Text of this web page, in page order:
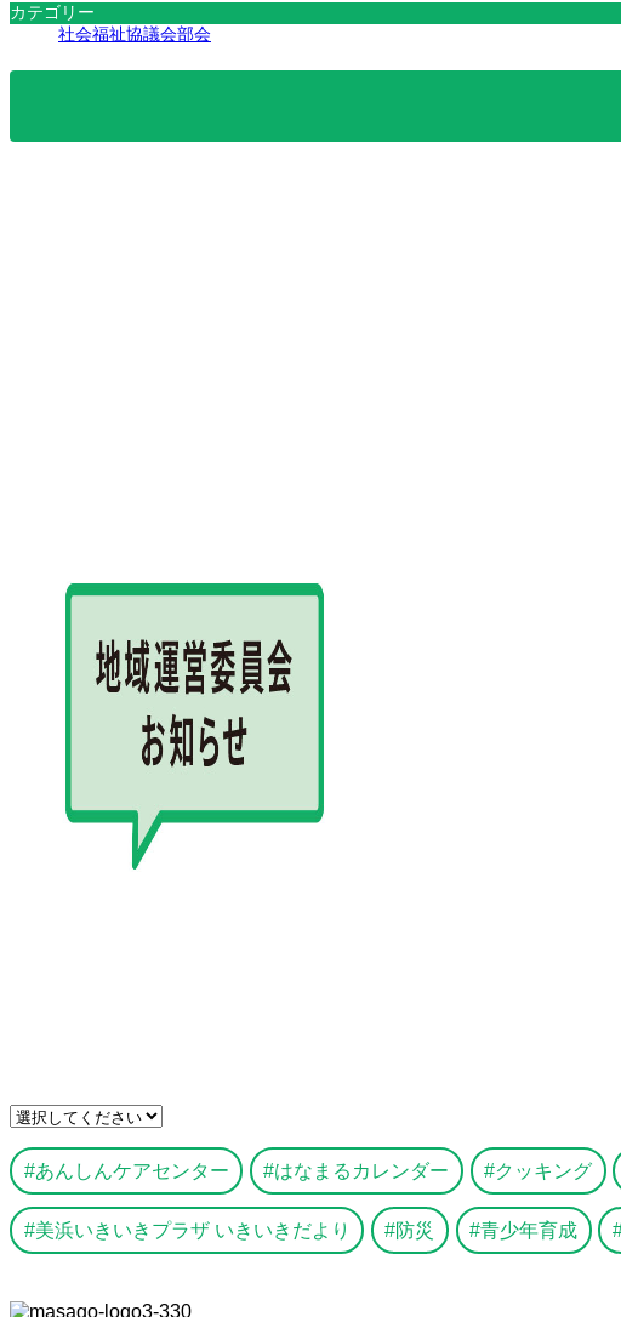
カテゴリー
社会福祉協議会部会
あんしんケアセンター はなまるカレンダー クッキング
美浜いきいきプラザ いきいきだより 防災 青少年育成